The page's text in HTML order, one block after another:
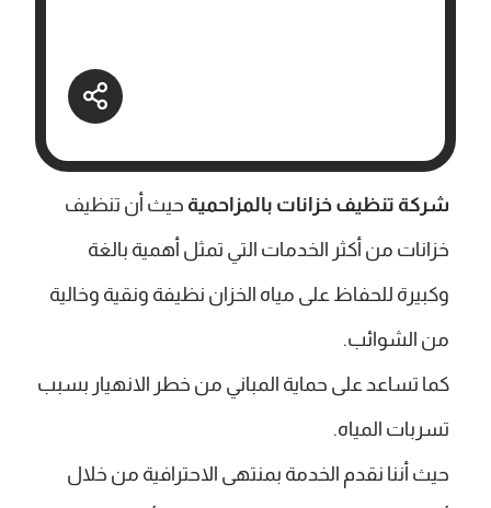
شركة تنظيف خزانات بالمزاحمية حيث أن تنظيف
خزانات من أكثر الخدمات التي تمثل أهمية بالغة
وكبيرة للحفاظ على مياه الخزان نظيفة ونقية وخالية
من الشوائب.
كما تساعد على حماية المباني من خطر الانهيار بسبب
تسربات المياه.
حيث أننا نقدم الخدمة بمنتهى الاحترافية من خلال